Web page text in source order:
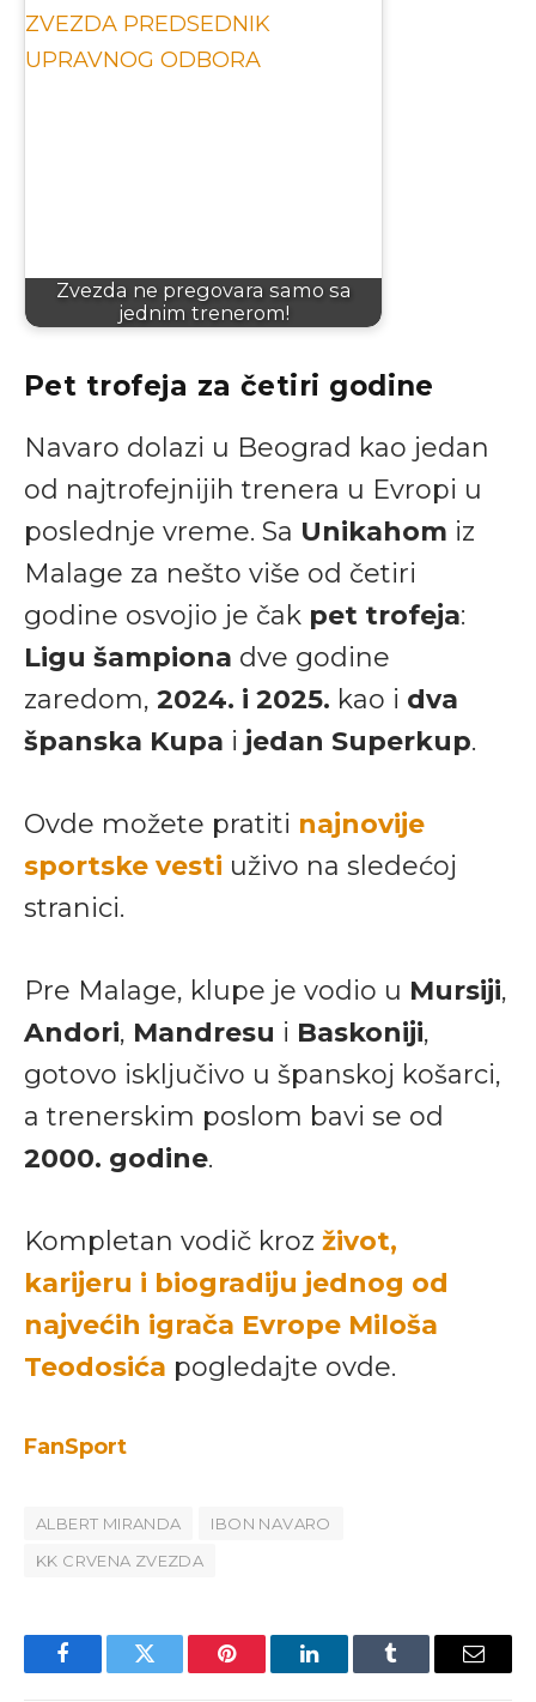
Zvezda ne pregovara samo sa
jednim trenerom!
Pet trofeja za četiri godine
Navaro dolazi u Beograd kao jedan
od najtrofejnijih trenera u Evropi u
poslednje vreme. Sa Unikahom iz
Malage za nešto više od četiri
godine osvojio je čak pet trofeja:
Ligu šampiona dve godine
zaredom, 2024. i 2025. kao i dva
španska Kupa i jedan Superkup.
Ovde možete pratiti najnovije
sportske vesti uživo na sledećoj
stranici.
Pre Malage, klupe je vodio u Mursiji,
Andori, Mandresu i Baskoniji,
gotovo isključivo u španskoj košarci,
a trenerskim poslom bavi se od
2000. godine.
Kompletan vodič kroz život,
karijeru i biogradiju jednog od
najvećih igrača Evrope Miloša
Teodosića pogledajte ovde.
FanSport
ALBERT MIRANDA
IBON NAVARO
KK CRVENA ZVEZDA
FacebookTwitter Pinterest LinkedInTumblr Email